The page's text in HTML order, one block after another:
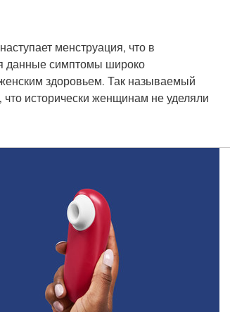
менструация, что в
данные симптомы широко
здоровьем. Так называемый
исторически женщинам не уделяли